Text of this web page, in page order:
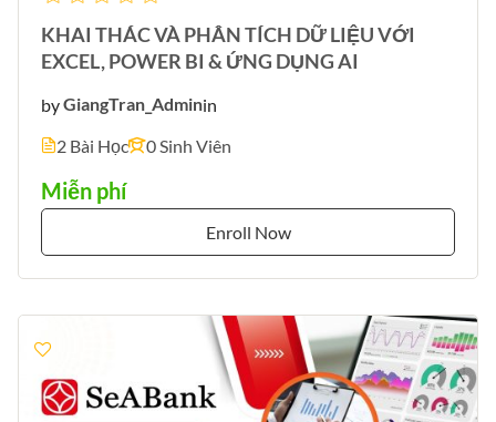
KHAI THÁC VÀ PHÂN TÍCH DỮ LIỆU VỚI
EXCEL, POWER BI & ỨNG DỤNG AI
byGiangTran_Adminin
2 Bài Học
0 Sinh Viên
Miễn phí
Enroll Now